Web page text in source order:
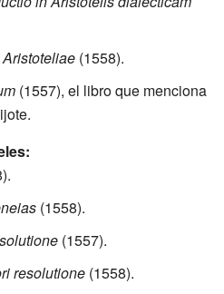
(1558).
(1557), el libro que menciona
(1558).
(1557).
resolutione (1558).